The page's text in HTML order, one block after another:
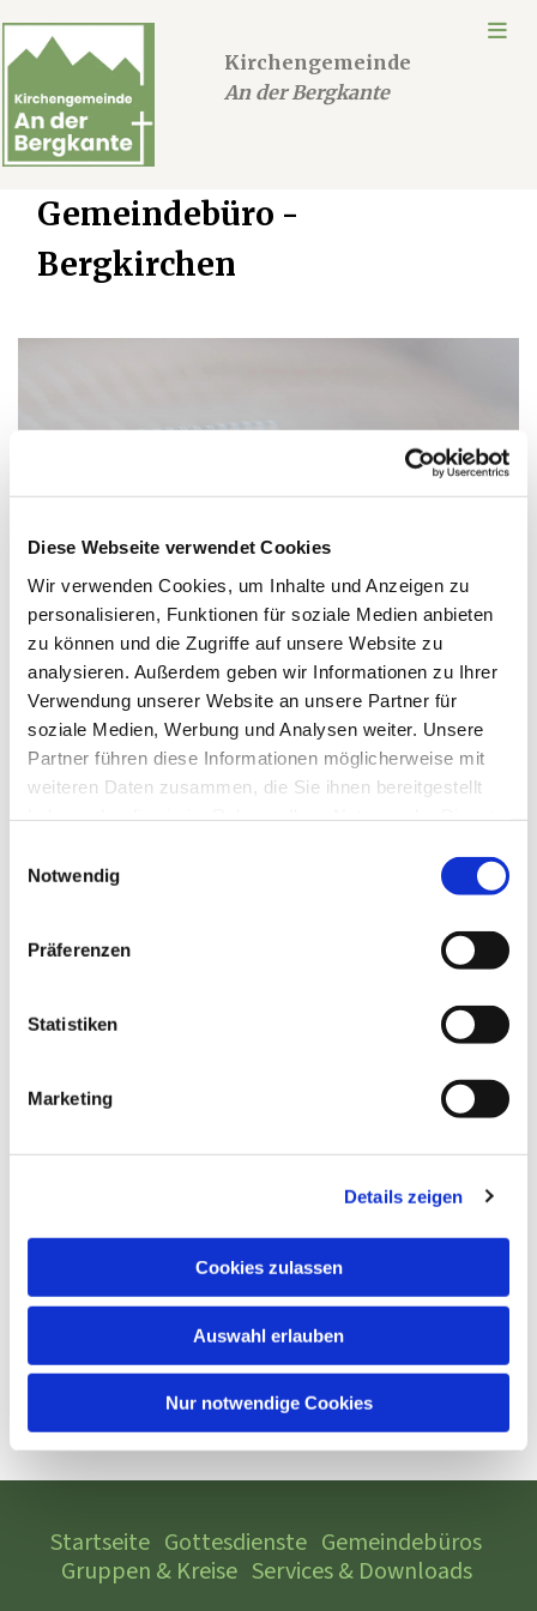
Diese Webseite verwendet Cookies
Wir verwenden Cookies, um Inhalte und Anzeigen zu
personalisieren, Funktionen für soziale Medien anbieten
zu können und die Zugriffe auf unsere Website zu
analysieren. Außerdem geben wir Informationen zu Ihrer
Verwendung unserer Website an unsere Partner für
soziale Medien, Werbung und Analysen weiter. Unsere
Partner führen diese Informationen möglicherweise mit
weiteren Daten zusammen, die Sie ihnen bereitgestellt
Notwendig
Präferenzen
Statistiken
Marketing
Details zeigen
Cookies zulassen
Auswahl erlauben
Nur notwendige Cookies
Kirchengemeinde
An der Bergkante
Gemeindebüro -
Bergkirchen
Mittwoch, 24. März 2027, 15:00 -
17:00 Uhr
Bergkirchener Str. 465, 32549 Bad
Startseite Gottesdienste Gemeindebüros
Gruppen & Kreise Services & Downloads